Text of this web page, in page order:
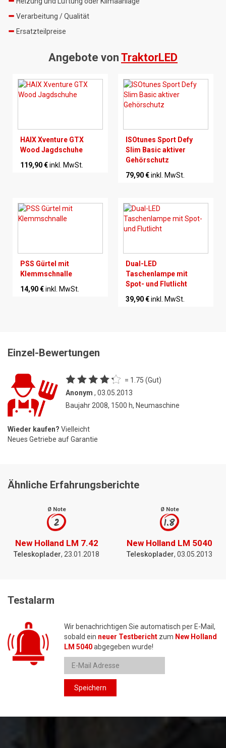
Verarbeitung / Qualität
Ersatzteilpreise
Angebote von TraktorLED
HAIX Xventure GTX
Wood Jagdschuhe
119,90 €inkl. MwSt.
ISOtunes Sport Defy
Slim Basic aktiver
Gehörschutz
79,90 €inkl. MwSt.
PSS Gürtel mit
Klemmschnalle
14,90 €inkl. MwSt.
Dual-LED
Taschenlampe mit
Spot- und Flutlicht
39,90 €inkl. MwSt.
Einzel-Bewertungen
= 1.75 (Gut)
Anonym , 03.05.2013
Baujahr 2008, 1500 h, Neumaschine
Wieder kaufen? Vielleicht
Neues Getriebe auf Garantie
Ähnliche Erfahrungsberichte
Ø Note
2
New Holland LM 7.42
Teleskoplader, 23.01.2018
Ø Note
1.8
New Holland LM 5040
Teleskoplader, 03.05.2013
Testalarm
Wir benachrichtigen Sie automatisch per E-Mail,
sobald ein neuer Testbericht zum New Holland
LM 5040abgegeben wurde!
Speichern